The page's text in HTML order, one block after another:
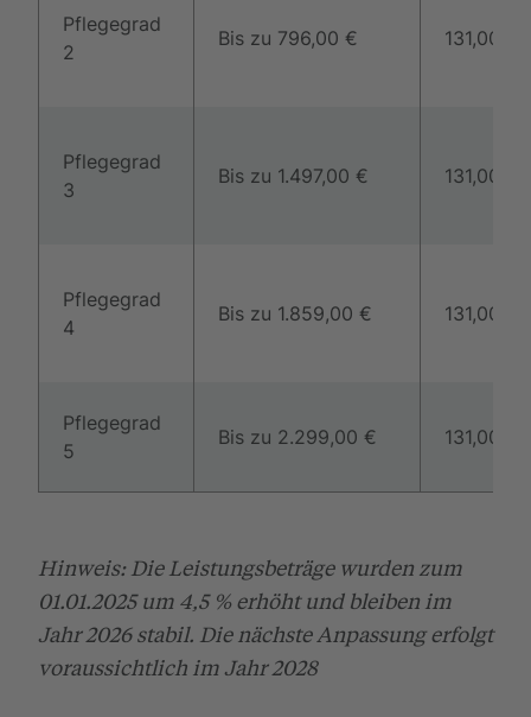
Pflegegrad
2
Bis zu 796,00 € 131,00 €
Pflegegrad
3
Bis zu 1.497,00 € 131,00 €
Pflegegrad
4
Bis zu 1.859,00 € 131,00 €
Pflegegrad
5
Bis zu 2.299,00 € 131,00 €
Hinweis: Die Leistungsbeträge wurden zum
01.01.2025 um 4,5 % erhöht und bleiben im
Jahr 2026 stabil. Die nächste Anpassung erfolgt
voraussichtlich im Jahr 2028